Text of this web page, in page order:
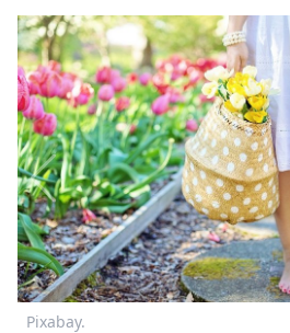
Выставки
Пресс-
релизы
О
Metro
Стримы
Спецпроекты
Звезды
Выборы
2026
Pixabay.